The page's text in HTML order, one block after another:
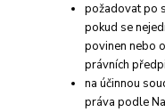
požadovat po
pokud se
povinen nebo
právních
na účinnou
práva podle